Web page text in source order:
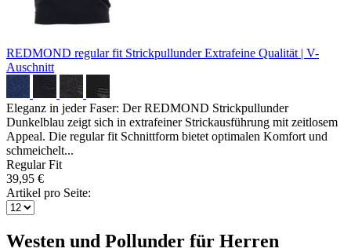
REDMOND regular fit StrickpullunderExtrafeine Qualität | V-
Auschnitt
Eleganz in jeder Faser: Der REDMOND Strickpullunder
Dunkelblau zeigt sich in extrafeiner Strickausführung mit zeitlosem
Appeal. Die regular fit Schnittform bietet optimalen Komfort und
schmeichelt...
Regular Fit
39,95 €
Artikel pro Seite:
Westen und Pollunder für Herren